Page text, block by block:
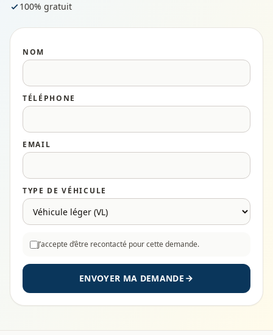
100% gratuit
NOM
TÉLÉPHONE
EMAIL
TYPE DE VÉHICULE
J’accepte d’être recontacté pour cette demande.
ENVOYER MA DEMANDE